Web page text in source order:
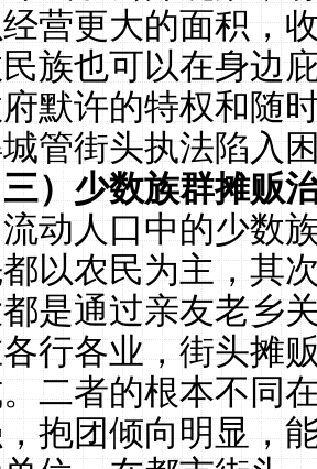
营更大的面积，
族也可以在身边
默许的特权和随
管街头执法陷入
）少数族群摊贩
流动人口中的少数
以农民为主，其
是通过亲友老乡
行各业，街头摊
二者的根本不同
抱团倾向明显，